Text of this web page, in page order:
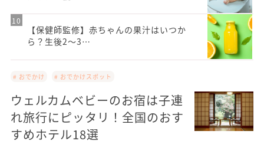
【保健師監修】赤ちゃんの果汁はいつか
ら？生後2～3…
# おでかけ # おでかけスポット
ウェルカムベビーのお宿は子連
れ旅行にピッタリ！全国のおす
すめホテル18選